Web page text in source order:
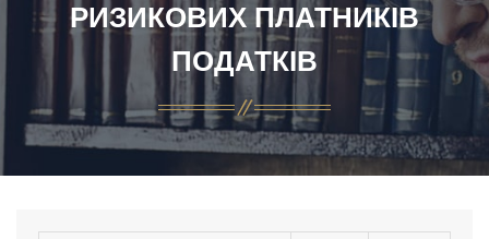
РИЗИКОВИХ ПЛАТНИКІВ
ПОДАТКІВ